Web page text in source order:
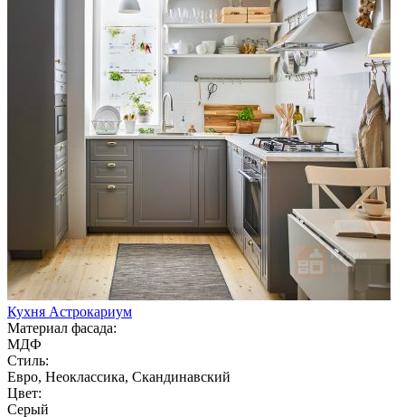
Кухня Астрокариум
Материал фасада:
МДФ
Стиль:
Евро, Неоклассика, Скандинавский
Цвет:
Серый